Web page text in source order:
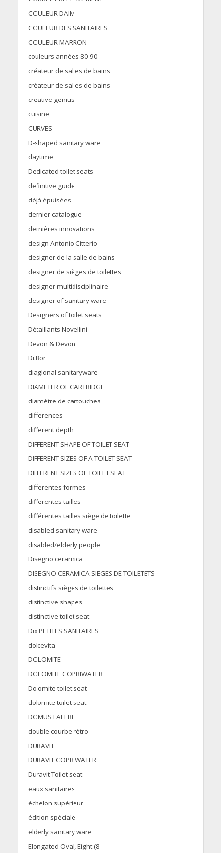
COULEUR DAIM
COULEUR DES SANITAIRES
COULEUR MARRON
couleurs années 80 90
créateur de salles de bains
créateur de salles de bains
creative genius
cuisine
CURVES
D-shaped sanitary ware
daytime
Dedicated toilet seats
definitive guide
déjà épuisées
dernier catalogue
dernières innovations
design Antonio Citterio
designer de la salle de bains
designer de sièges de toilettes
designer multidisciplinaire
designer of sanitary ware
Designers of toilet seats
Détaillants Novellini
Devon & Devon
Di.Bor
diaglonal sanitaryware
DIAMETER OF CARTRIDGE
diamètre de cartouches
differences
different depth
DIFFERENT SHAPE OF TOILET SEAT
DIFFERENT SIZES OF A TOILET SEAT
DIFFERENT SIZES OF TOILET SEAT
differentes formes
differentes tailles
différentes tailles siège de toilette
disabled sanitary ware
disabled/elderly people
Disegno ceramica
DISEGNO CERAMICA SIEGES DE TOILETETS
distinctifs sièges de toilettes
distinctive shapes
distinctive toilet seat
Dix PETITES SANITAIRES
dolcevita
DOLOMITE
DOLOMITE COPRIWATER
Dolomite toilet seat
dolomite toilet seat
DOMUS FALERI
double courbe rétro
DURAVIT
DURAVIT COPRIWATER
Duravit Toilet seat
eaux sanitaires
échelon supérieur
édition spéciale
elderly sanitary ware
Elongated Oval, Eight (8